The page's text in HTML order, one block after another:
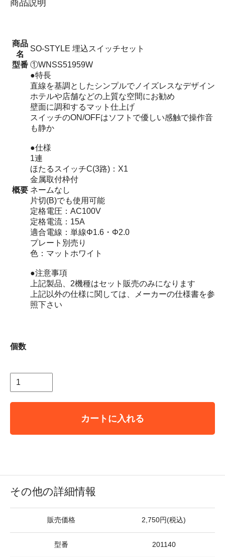
商品
名
SO-STYLE 埋込スイッチセット
型番 ①WNSS51959W
概要
●特長
直線を基調としたシンプルでノイズレスなデザイン
ホテルや店舗などの上質な空間にお勧め
壁面に調和するマット仕上げ
スイッチのON/OFFはソフトで優しい感触で操作音
も静か
●仕様
1連
ほたるスイッチC(3路)：X1
金属取付枠付
ネームなし
片切(B)でも使用可能
定格電圧：AC100V
定格電流：15A
適合電線：単線Φ1.6・Φ2.0
プレート別売り
色：マットホワイト
●注意事項
上記製品、2機種はセット販売のみになります
上記以外の仕様に関しては、メーカーの仕様書を参
照下さい
個数
カートに入れる
その他の詳細情報
販売価格 2,750円(税込)
型番 201140